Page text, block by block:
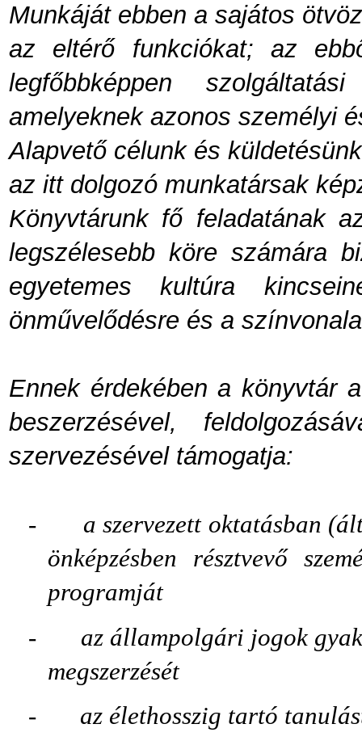
Munkáját ebben a sajátos
az eltérő funkciókat; az
legfőbbképpen
amelyeknek azonos személyi
Alapvető célunk és
az itt dolgozó munkatársak
Könyvtárunk fő feladatának
legszélesebb köre számára
egyetemes kultúra
önművelődésre és a
Ennek érdekében a könyvtár
beszerzésével,
szervezésével támogatja:
-
a szervezett oktatásban
önképzésben résztvevő
programját
-
az állampolgári jogok
megszerzését
-
az élethosszig tartó